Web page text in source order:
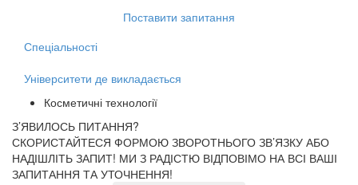
Поставити запитання
Спеціальності
Університети де викладається
Косметичні технології
З’ЯВИЛОСЬ ПИТАННЯ?
СКОРИСТАЙТЕСЯ ФОРМОЮ ЗВОРОТНЬОГО ЗВ’ЯЗКУ АБО
НАДІШЛІТЬ ЗАПИТ! МИ З РАДІСТЮ ВІДПОВІМО НА ВСІ ВАШІ
ЗАПИТАННЯ ТА УТОЧНЕННЯ!